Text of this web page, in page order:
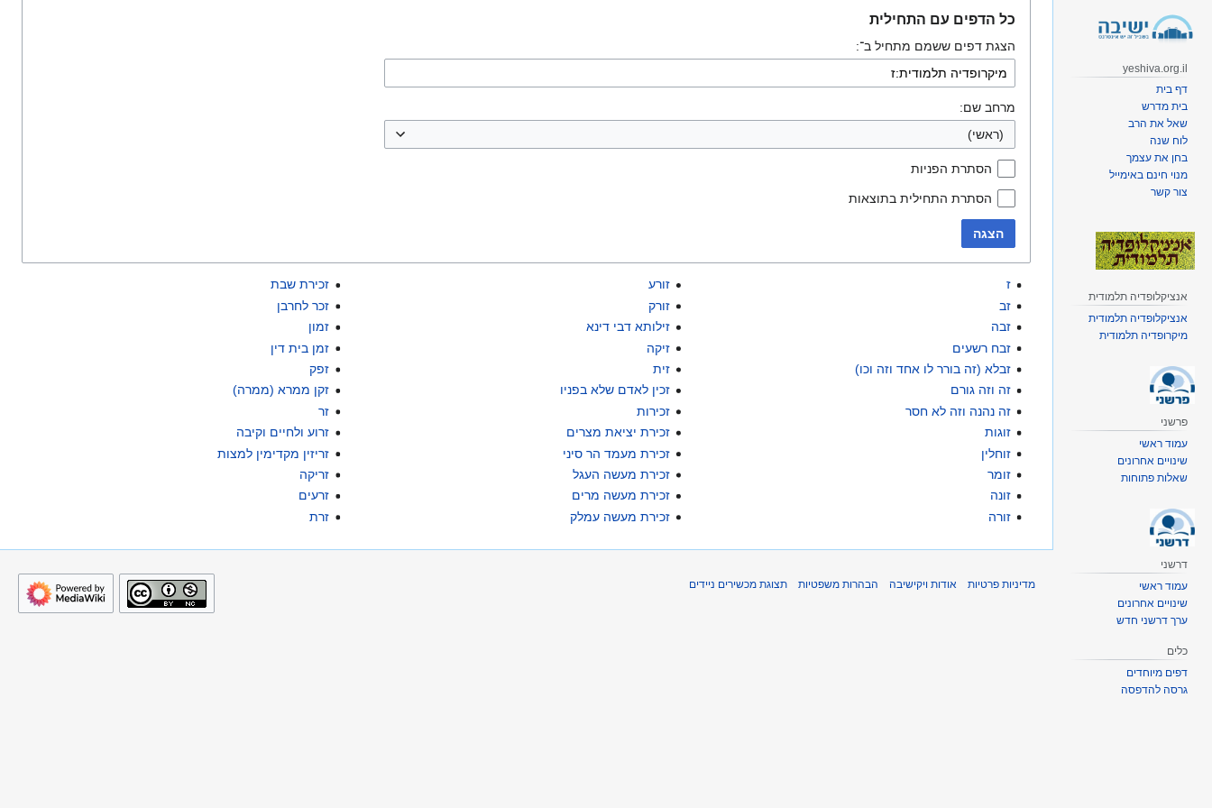
לניווט
לחיפוש
כל הדפים עם התחילית
הצגת דפים ששמם מתחיל ב־:
מרחב שם:
(ראשי)
הסתרת הפניות
הסתרת התחילית בתוצאות
הצגה
ז
זב
זבה
זבח רשעים
זבלא (זה בורר לו אחד וזה וכו)
זה וזה גורם
זה נהנה וזה לא חסר
זוגות
זוחלין
זומר
זונה
זורה
זורע
זורק
זילותא דבי דינא
זיקה
זית
זכין לאדם שלא בפניו
זכירות
זכירת יציאת מצרים
זכירת מעמד הר סיני
זכירת מעשה העגל
זכירת מעשה מרים
זכירת מעשה עמלק
זכירת שבת
זכר לחרבן
זמון
זמן בית דין
זפק
זקן ממרא (ממרה)
זר
זרוע ולחיים וקיבה
זריזין מקדימין למצות
זריקה
זרעים
זרת
yeshiva.org.il
דף בית
בית מדרש
שאל את הרב
לוח שנה
בחן את עצמך
מנוי חינם באימייל
צור קשר
אנציקלופדיה תלמודית
אנציקלופדיה תלמודית
מיקרופדיה תלמודית
פרשני
עמוד ראשי
שינויים אחרונים
שאלות פתוחות
דרשני
עמוד ראשי
שינויים אחרונים
ערך דרשני חדש
כלים
דפים מיוחדים
גרסה להדפסה
מדיניות פרטיות אודות ויקישיבה הבהרות משפטיות תצוגת מכשירים ניידים